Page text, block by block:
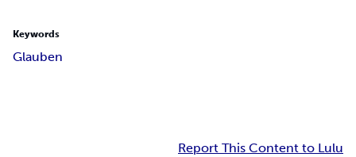
Keywords
Glauben
Report This Content to Lulu